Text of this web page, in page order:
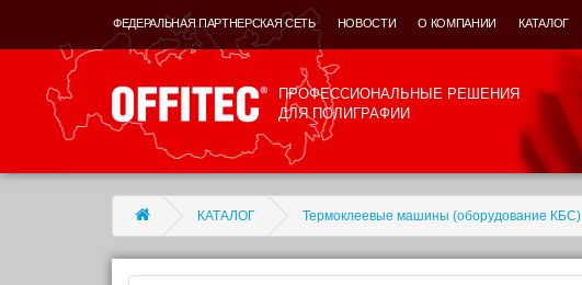
ФЕДЕРАЛЬНАЯ ПАРТНЕРСКАЯ СЕТЬ НОВОСТИ О КОМПАНИИ КАТАЛОГ
ПРОФЕССИОНАЛЬНЫЕ РЕШЕНИЯ
ДЛЯ ПОЛИГРАФИИ
КАТАЛОГ Термоклеевые машины (оборудование КБС)